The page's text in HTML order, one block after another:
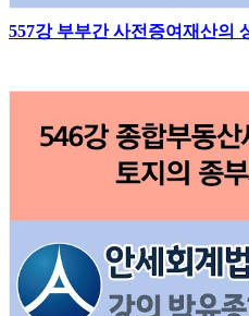
557강 부부간 사전증여재산의